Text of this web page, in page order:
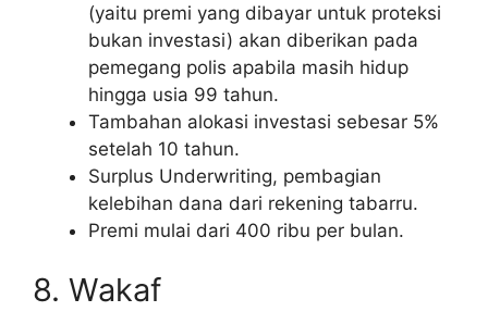
(yaitu premi yang dibayar untuk proteksi
bukan investasi) akan diberikan pada
pemegang polis apabila masih hidup
hingga usia 99 tahun.
Tambahan alokasi investasi sebesar 5%
setelah 10 tahun.
Surplus Underwriting, pembagian
kelebihan dana dari rekening tabarru.
Premi mulai dari 400 ribu per bulan.
8. Wakaf